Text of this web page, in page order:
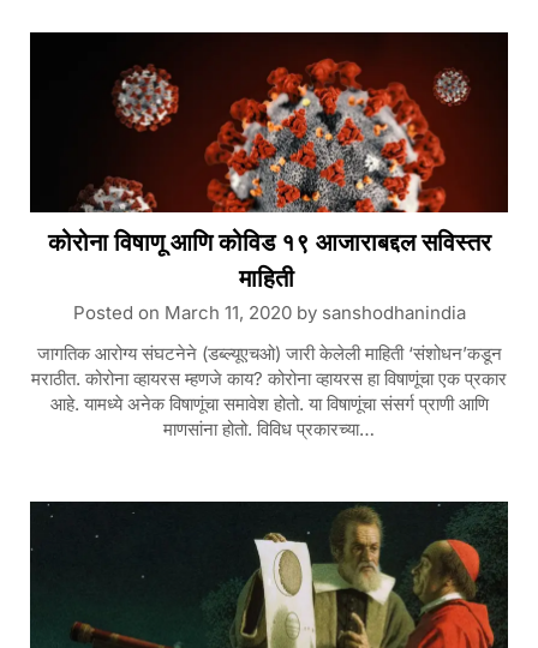
कोरोना विषाणू आणि कोविड १९ आजाराबद्दल सविस्तर
माहिती
Posted on March 11, 2020by sanshodhanindia
जागतिक आरोग्य संघटनेने (डब्ल्यूएचओ) जारी केलेली माहिती ‘संशोधन’कडून
मराठीत. कोरोना व्हायरस म्हणजे काय? कोरोना व्हायरस हा विषाणूंचा एक प्रकार
आहे. यामध्ये अनेक विषाणूंचा समावेश होतो. या विषाणूंचा संसर्ग प्राणी आणि
माणसांना होतो. विविध प्रकारच्या…